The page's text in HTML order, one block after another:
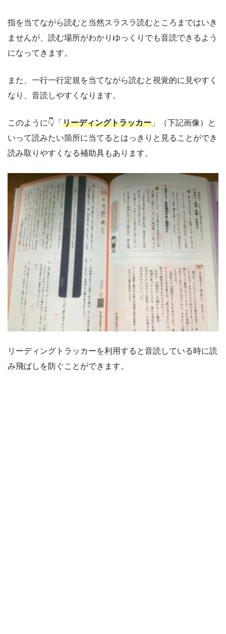
指を当てながら読むと当然スラスラ読むところまではいき
ませんが、読む場所がわかりゆっくりでも音読できるよう
になってきます。
また、一行一行定規を当てながら読むと視覚的に見やすく
なり、音読しやすくなります。
このように👇「 リーディングトラッカー 」（下記画像）と
いって読みたい箇所に当てるとはっきりと見ることができ
読み取りやすくなる補助具もあります。
リーディングトラッカーを利用すると音読している時に読
み飛ばしを防ぐことができます。